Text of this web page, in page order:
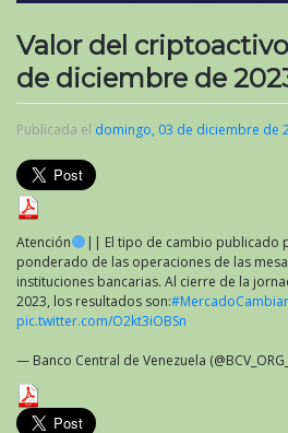
Valor del
de diciembre de
Publicada el domingo, 03 de diciembre de
Atención
|| El tipo de cambio publicado
ponderado de las operaciones de las
instituciones bancarias. Al cierre de la
2023, los resultados son:
pic.twitter.com/O2kt3iOBSn
— Banco Central de Venezuela